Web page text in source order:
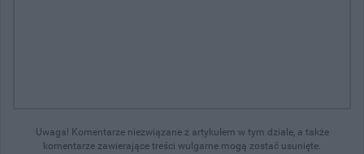
Uwaga! Komentarze niezwiązane z artykułem w tym dziale, a także
komentarze zawierające treści wulgarne mogą zostać usunięte.